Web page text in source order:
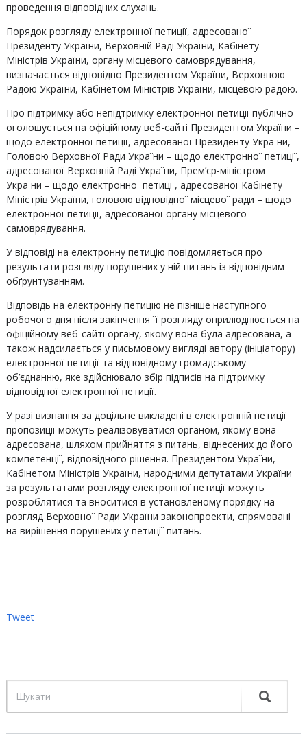
проведення відповідних слухань.
Порядок розгляду електронної петиції, адресованої
Президенту України, Верховній Раді України, Кабінету
Міністрів України, органу місцевого самоврядування,
визначається відповідно Президентом України, Верховною
Радою України, Кабінетом Міністрів України, місцевою радою.
Про підтримку або непідтримку електронної петиції публічно
оголошується на офіційному веб-сайті Президентом України –
щодо електронної петиції, адресованої Президенту України,
Головою Верховної Ради України – щодо електронної петиції,
адресованої Верховній Раді України, Прем’єр-міністром
України – щодо електронної петиції, адресованої Кабінету
Міністрів України, головою відповідної місцевої ради – щодо
електронної петиції, адресованої органу місцевого
самоврядування.
У відповіді на електронну петицію повідомляється про
результати розгляду порушених у ній питань із відповідним
обґрунтуванням.
Відповідь на електронну петицію не пізніше наступного
робочого дня після закінчення її розгляду оприлюднюється на
офіційному веб-сайті органу, якому вона була адресована, а
також надсилається у письмовому вигляді автору (ініціатору)
електронної петиції та відповідному громадському
об’єднанню, яке здійснювало збір підписів на підтримку
відповідної електронної петиції.
У разі визнання за доцільне викладені в електронній петиції
пропозиції можуть реалізовуватися органом, якому вона
адресована, шляхом прийняття з питань, віднесених до його
компетенції, відповідного рішення. Президентом України,
Кабінетом Міністрів України, народними депутатами України
за результатами розгляду електронної петиції можуть
розроблятися та вноситися в установленому порядку на
розгляд Верховної Ради України законопроекти, спрямовані
на вирішення порушених у петиції питань.
Tweet